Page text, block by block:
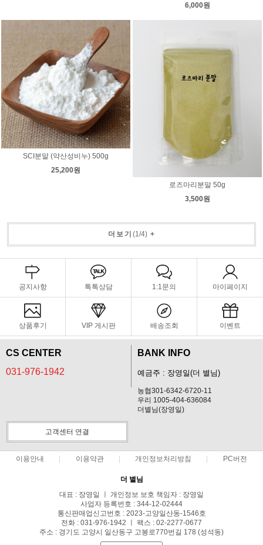
6,000원
SCI분말 (약산성비누) 500g
25,200원
로즈마리분말 50g
3,500원
더보기 (1/4)+
공지사항 톡톡상담 1:1문의 마이페이지
상품후기 VIP 게시판 배송조회 이벤트
CS CENTER
031-976-1942
BANK INFO
예금주 : 장영일(더 별님)
농협301-6342-6720-11
우리 1005-404-636084
더별님(장영일)
고객센터 연결
이용안내 이용약관 개인정보처리방침 PC버전
더 별님
대표 : 장영일 ㅣ 개인정보 보호 책임자 : 장영일
사업자 등록번호 : 344-12-02444
통신판매업신고번호 : 2023-고양일산동-1546호
전화 : 031-976-1942 ㅣ 팩스 : 02-2277-0677
주소 : 경기도 고양시 일산동구 고봉로770번길 178 (성석동)